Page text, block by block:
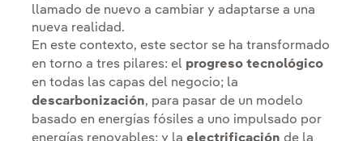
llamado de nuevo a cambiar y adaptarse a una
nueva realidad.
En este contexto, este sector se ha transformado
en torno a tres pilares: el progreso tecnológico
en todas las capas del negocio; la
descarbonización, para pasar de un modelo
basado en energías fósiles a uno impulsado por